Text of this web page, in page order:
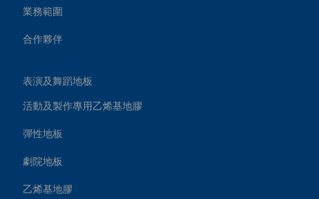
業務範圍
合作夥伴
表演及舞蹈地板
活動及製作專用乙烯基地膠
彈性地板
劇院地板
乙烯基地膠